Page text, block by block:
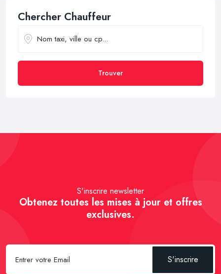
Chercher Chauffeur
Trouver
S'inscrire newsletter
Obtenez toutes les mises à jour et offres
exclusives.
S'inscrire